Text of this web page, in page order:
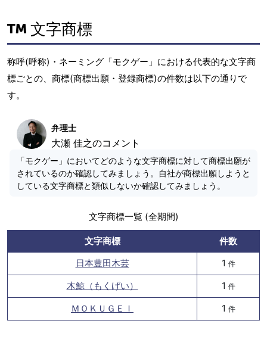
文字商標
称呼(呼称)・ネーミング「モクゲー」における代表的な文字商
標ごとの、商標(商標出願・登録商標)の件数は以下の通りで
す。
弁理士
大瀬 佳之のコメント
「モクゲー」においてどのような文字商標に対して商標出願が
されているのか確認してみましょう。自社が商標出願しようと
している文字商標と類似しないか確認してみましょう。
文字商標一覧 (全期間)
文字商標
件数
日本豊田木芸
1 件
木鯨（もくげい） 1 件
ＭＯＫＵＧＥＩ 1 件